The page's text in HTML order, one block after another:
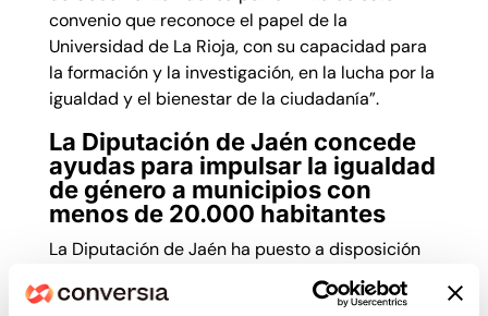
convenio que reconoce el papel de la
Universidad de La Rioja, con su capacidad para
la formación y la investigación, en la lucha por la
igualdad y el bienestar de la ciudadanía”.
La Diputación de Jaén concede
ayudas para impulsar la igualdad
de género a municipios con
menos de 20.000 habitantes
La Diputación de Jaén ha puesto a disposición
de los 91 municipios jiennenses con menos de
20.000 habitantes una línea de subvenciones